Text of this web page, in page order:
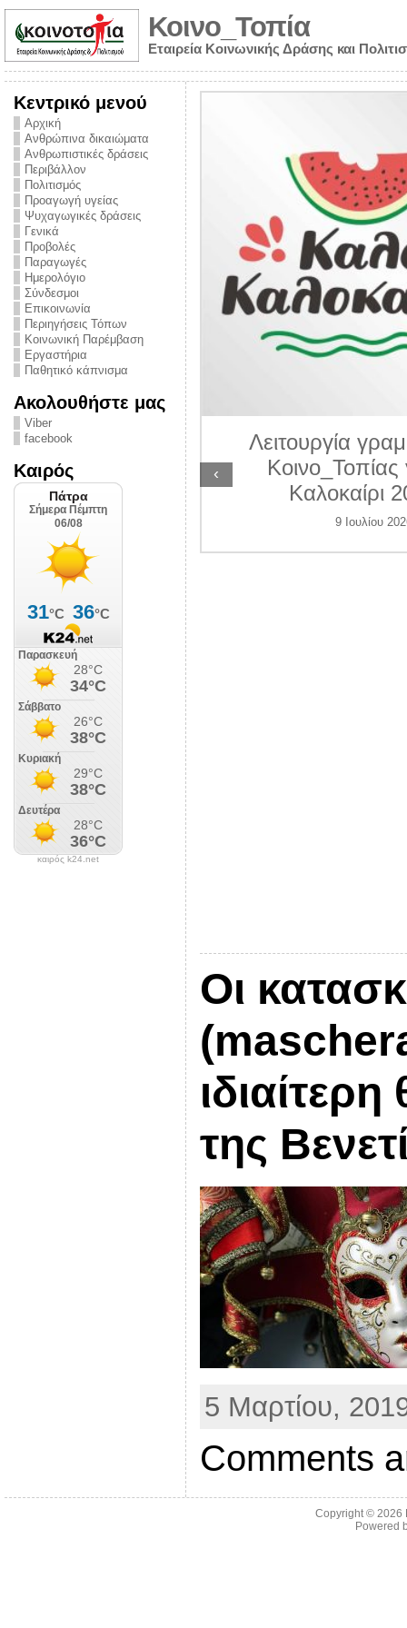
Κοινο_Τοπία
Εταιρεία Κοινωνικής Δράσης και
Κεντρικό μενού
Αρχική
Ανθρώπινα δικαιώματα
Ανθρωπιστικές δράσεις
Περιβάλλον
Πολιτισμός
Προαγωγή υγείας
Ψυχαγωγικές δράσεις
Γενικά
Προβολές
Παραγωγές
Ημερολόγιο
Σύνδεσμοι
Επικοινωνία
Περιηγήσεις Τόπων
Κοινωνική Παρέμβαση
Εργαστήρια
Παθητικό κάπνισμα
Ακολουθήστε μας
Viber
facebook
Καιρός
καιρός k24.net
από την
την ημέρα
και
στο
2026
Λειτουργία
Κοινο_Τοπίας
Καλοκαίρι
9 Ιουλίου
‹
Οι
της
5 Μαρτίου,
Comments
Copyright © 2026
Powered